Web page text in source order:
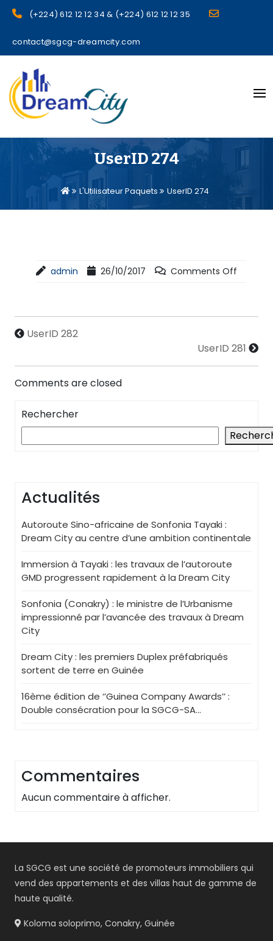
(+224) 612 12 12 34 & (+224) 612 12 12 35
contact@sgcg-dreamcity.com
sgcg dreamcity
UserID 274
L'Utilisateur Paquets UserID 274
admin 26/10/2017 Comments Off
UserID 282
UserID 281
Comments are closed
Rechercher
Actualités
Autoroute Sino-africaine de Sonfonia Tayaki :
Dream City au centre d’une ambition continentale
Immersion à Tayaki : les travaux de l’autoroute
GMD progressent rapidement à la Dream City
Sonfonia (Conakry) : le ministre de l’Urbanisme
impressionné par l’avancée des travaux à Dream
City
Dream City : les premiers Duplex préfabriqués
sortent de terre en Guinée
16ème édition de ‘’Guinea Company Awards’’ :
Double consécration pour la SGCG-SA…
Commentaires
Aucun commentaire à afficher.
La SGCG est une société de promoteurs immobiliers qui
vend des appartements et des villas haut de gamme de
haute qualité.
Koloma soloprimo, Conakry, Guinée